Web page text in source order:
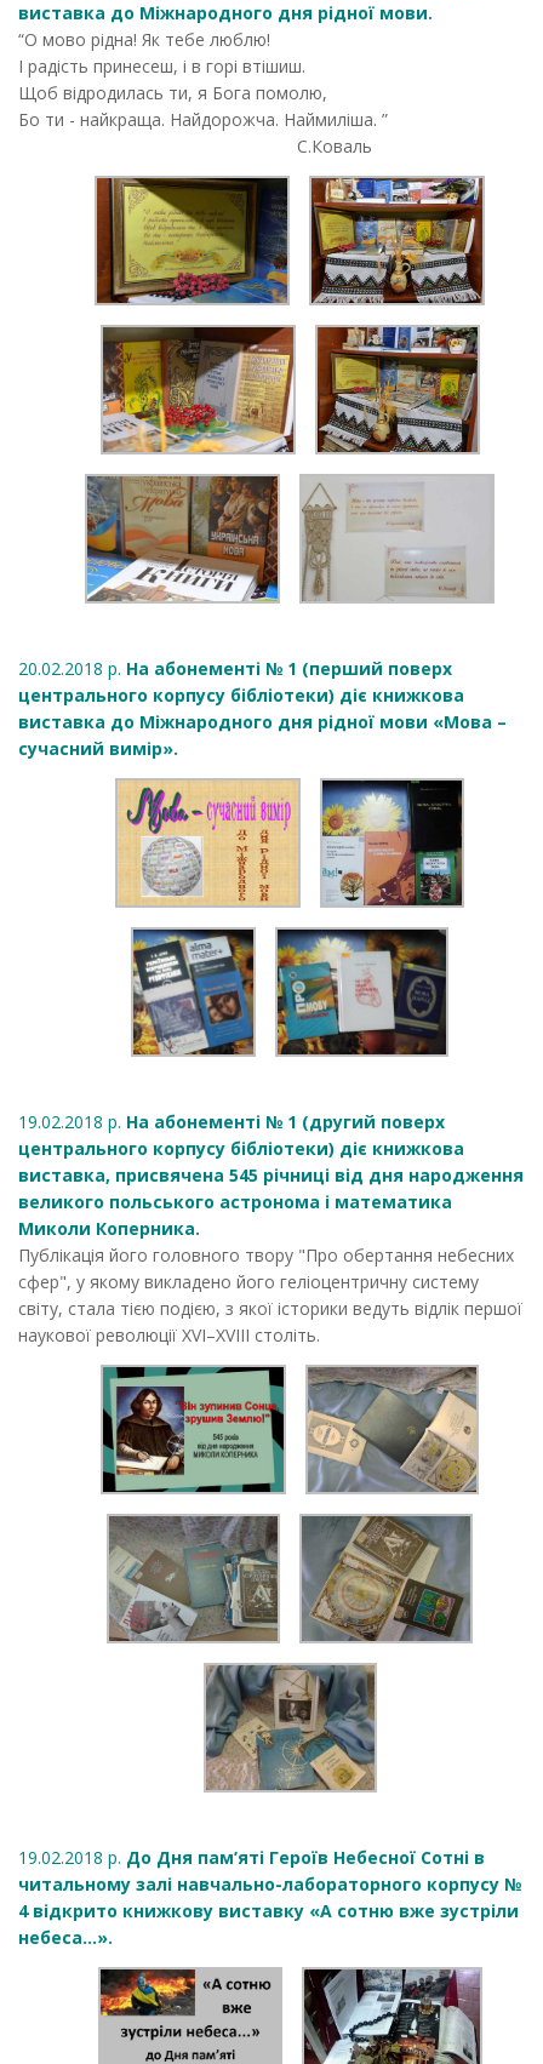
виставка до Міжнародного дня рідної мови.
“О мово рідна! Як тебе люблю!
І радість принесеш, і в горі втішиш.
Щоб відродилась ти, я Бога помолю,
Бо ти - найкраща. Найдорожча. Наймиліша. ”
С.Коваль
20.02.2018 р. На абонементі № 1 (перший поверх
центрального корпусу бібліотеки) діє книжкова
виставка до Міжнародного дня рідної мови «Мова –
сучасний вимір».
19.02.2018 р. На абонементі № 1 (другий поверх
центрального корпусу бібліотеки) діє книжкова
виставка, присвячена 545 річниці від дня народження
великого польського астронома і математика
Миколи Коперника.
Публікація його головного твору "Про обертання небесних
сфер", у якому викладено його геліоцентричну систему
світу, стала тією подією, з якої історики ведуть відлік першої
наукової революції ХVI–ХVIII століть.
19.02.2018 р. До Дня пам’яті Героїв Небесної Сотні в
читальному залі навчально-лабораторного корпусу №
4 відкрито книжкову виставку «А сотню вже зустріли
небеса...».